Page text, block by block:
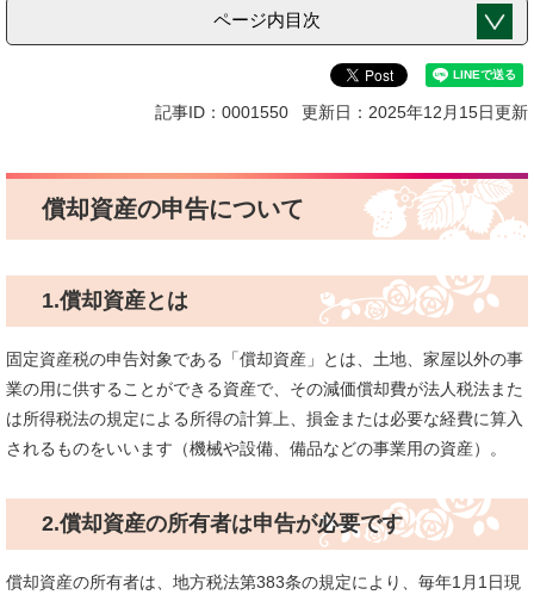
ページ内目次
記事ID：0001550 更新日：2025年12月15日更新
償却資産の申告について
1.償却資産とは
固定資産税の申告対象である「償却資産」とは、土地、家屋以外の事
業の用に供することができる資産で、その減価償却費が法人税法また
は所得税法の規定による所得の計算上、損金または必要な経費に算入
されるものをいいます（機械や設備、備品などの事業用の資産）。
2.償却資産の所有者は申告が必要です
償却資産の所有者は、地方税法第383条の規定により、毎年1月1日現